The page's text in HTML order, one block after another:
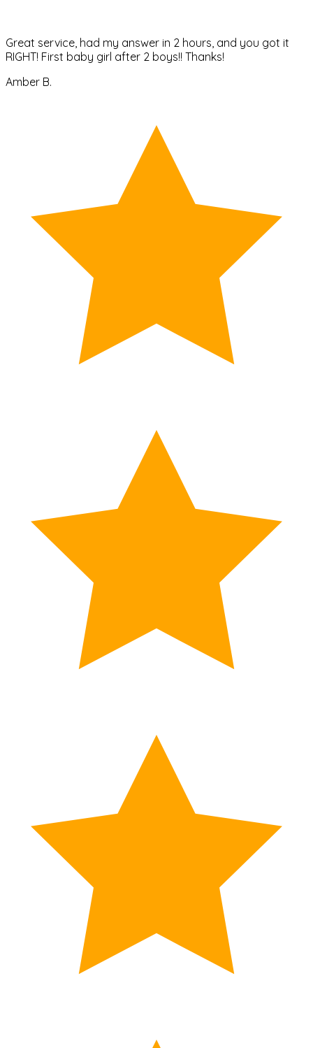
Great service, had my answer in 2 hours, and you got it
RIGHT! First baby girl after 2 boys!! Thanks!
Amber B.